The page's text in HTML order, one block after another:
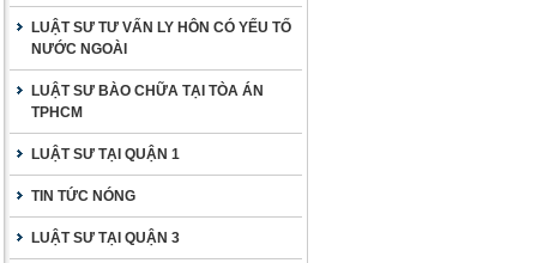
LUẬT SƯ TƯ VẤN LY HÔN CÓ YẾU TỐ
NƯỚC NGOÀI
LUẬT SƯ BÀO CHỮA TẠI TÒA ÁN
TPHCM
LUẬT SƯ TẠI QUẬN 1
TIN TỨC NÓNG
LUẬT SƯ TẠI QUẬN 3